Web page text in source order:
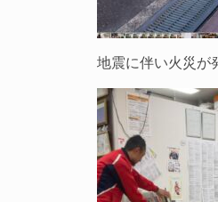
地震に伴い火災が